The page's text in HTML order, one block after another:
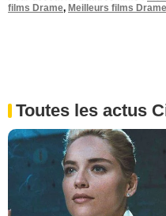
films Drame, Meilleurs films
Toutes les actus